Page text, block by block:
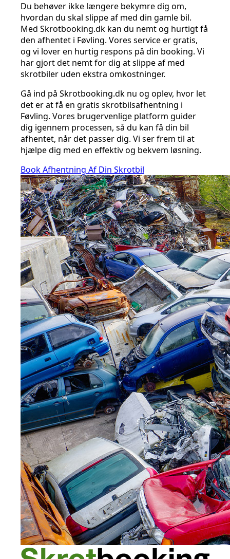
Du behøver ikke længere bekymre dig om,
hvordan du skal slippe af med din gamle bil.
Med Skrotbooking.dk kan du nemt og hurtigt få
den afhentet i Føvling. Vores service er gratis,
og vi lover en hurtig respons på din booking. Vi
har gjort det nemt for dig at slippe af med
skrotbiler uden ekstra omkostninger.
Gå ind på Skrotbooking.dk nu og oplev, hvor let
det er at få en gratis skrotbilsafhentning i
Føvling. Vores brugervenlige platform guider
dig igennem processen, så du kan få din bil
afhentet, når det passer dig. Vi ser frem til at
hjælpe dig med en effektiv og bekvem løsning.
Book Afhentning Af Din Skrotbil